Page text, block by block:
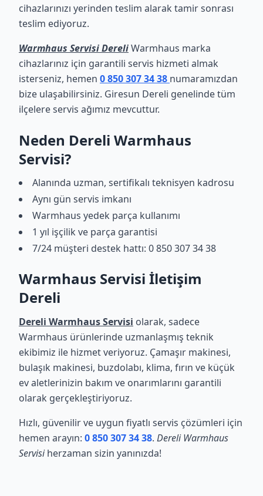
cihazlarınızı yerinden teslim alarak tamir sonrası
teslim ediyoruz.
Warmhaus Servisi DereliWarmhaus marka
cihazlarınız için garantili servis hizmeti almak
isterseniz, hemen 0 850 307 34 38 numaramızdan
bize ulaşabilirsiniz. Giresun Dereli genelinde tüm
ilçelere servis ağımız mevcuttur.
Neden Dereli Warmhaus
Servisi?
Alanında uzman, sertifikalı teknisyen kadrosu
Aynı gün servis imkanı
Warmhaus yedek parça kullanımı
1 yıl işçilik ve parça garantisi
7/24 müşteri destek hattı: 0 850 307 34 38
Warmhaus Servisi İletişim
Dereli
Dereli Warmhaus Servisi olarak, sadece
Warmhaus ürünlerinde uzmanlaşmış teknik
ekibimiz ile hizmet veriyoruz. Çamaşır makinesi,
bulaşık makinesi, buzdolabı, klima, fırın ve küçük
ev aletlerinizin bakım ve onarımlarını garantili
olarak gerçekleştiriyoruz.
Hızlı, güvenilir ve uygun fiyatlı servis çözümleri için
hemen arayın: 0 850 307 34 38. Dereli Warmhaus
Servisiherzaman sizin yanınızda!